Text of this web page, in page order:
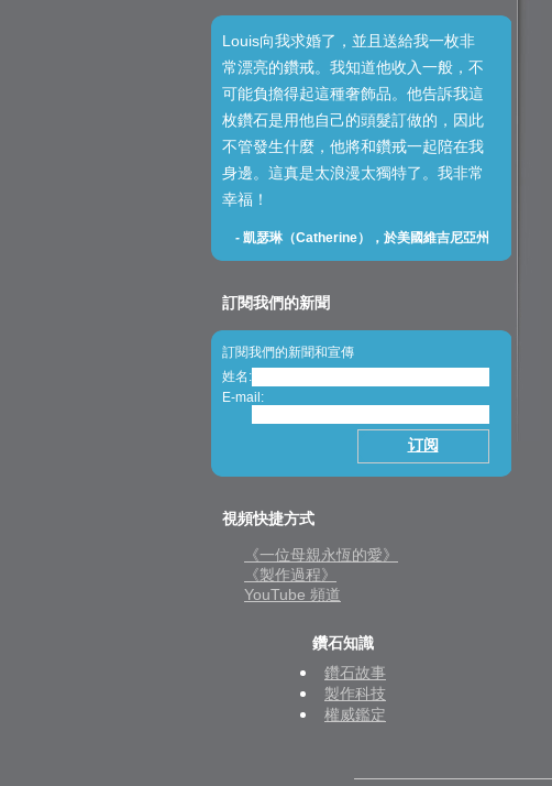
Louis向我求婚了，並且送給我一枚非
常漂亮的鑽戒。我知道他收入一般，不
可能負擔得起這種奢飾品。他告訴我這
枚鑽石是用他自己的頭髮訂做的，因此
不管發生什麼，他將和鑽戒一起陪在我
身邊。這真是太浪漫太獨特了。我非常
幸福！
- 凱瑟琳（Catherine），於美國維吉尼亞州
訂閱我們的新聞
訂閱我們的新聞和宣傳
姓名:
E-mail:
視頻快捷方式
《一位母親永恆的愛》
《製作過程》
YouTube 頻道
鑽石知識
鑽石故事
製作科技
權威鑑定